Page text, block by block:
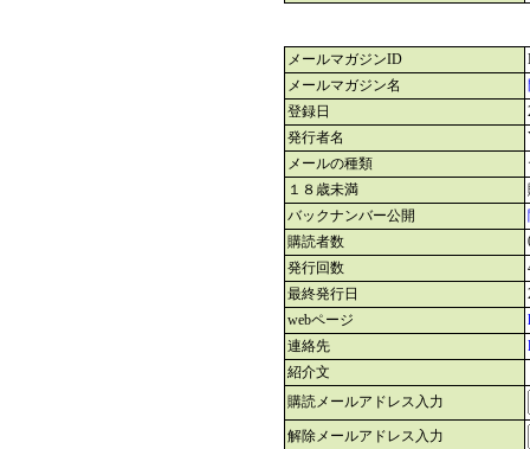
メールマガジンID
メールマガジン名
登録日
発行者名
メールの種類
１８歳未満
バックナンバー公開
購読者数
発行回数
最終発行日
webページ
連絡先
紹介文
購読メールアドレス入力
解除メールアドレス入力